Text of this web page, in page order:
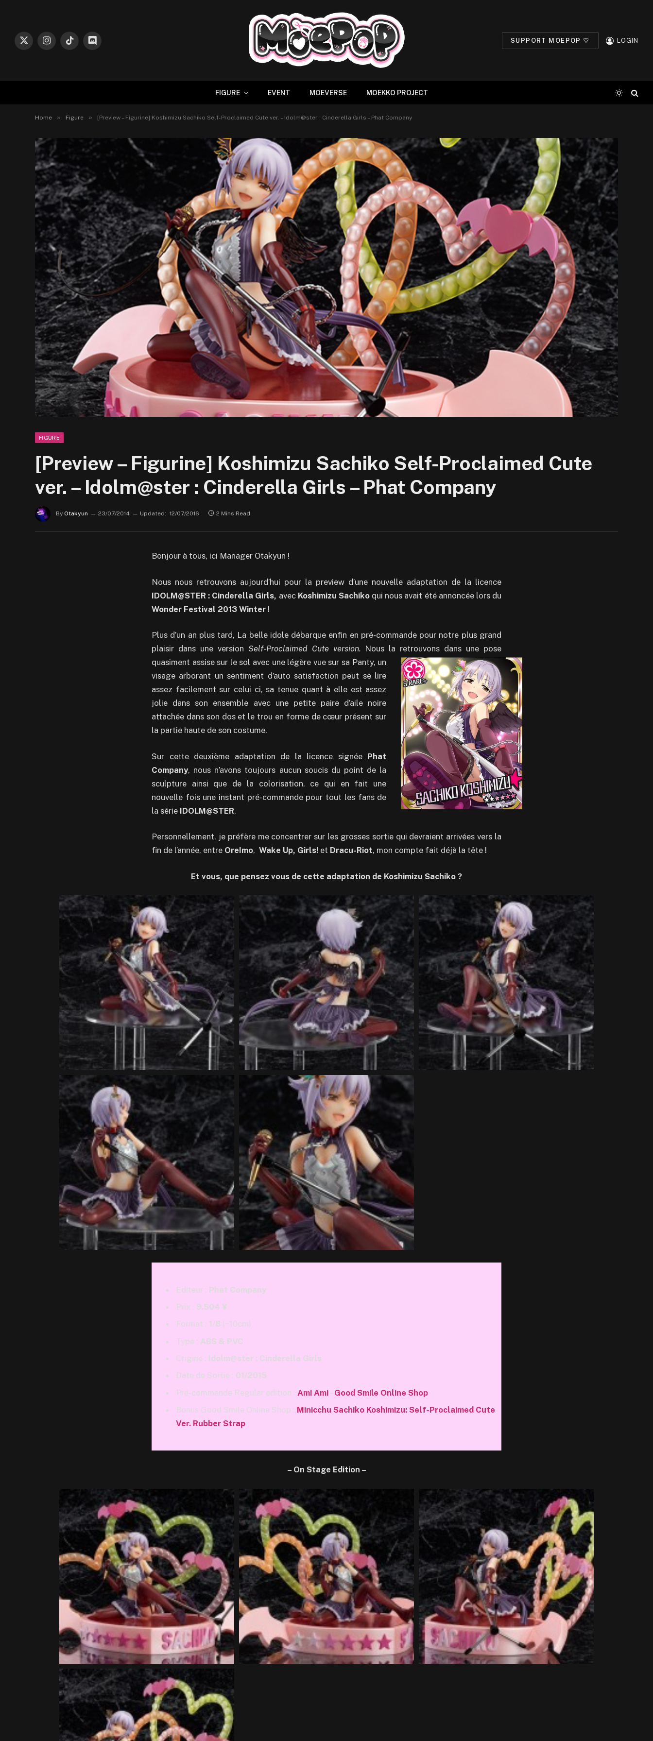
X
InstagramTikTokDiscord
SUPPORT MOEPOP ♡ LOGIN
FIGURE EVENT MOEVERSE MOEKKO PROJECT
Home » Figure » [Preview – Figurine] Koshimizu Sachiko Self-Proclaimed Cute ver. – Idolm@ster : Cinderella Girls – Phat Company
FIGURE
[Preview – Figurine] Koshimizu Sachiko Self-Proclaimed Cute
ver. – Idolm@ster : Cinderella Girls – Phat Company
By Otakyun 23/07/2014 Updated: 12/07/2016 2 Mins Read
Bonjour à tous, ici Manager Otakyun !
Nous nous retrouvons aujourd’hui pour la preview d’une nouvelle adaptation de la licence
IDOLM@STER : Cinderella Girls, avec Koshimizu Sachikoqui nous avait été annoncée lors du
Wonder Festival 2013 Winter !
Plus d’un an plus tard, La belle idole débarque enfin en pré-commande pour notre plus grand
plaisir dans une version Self-Proclaimed Cute version. Nous la retrouvons dans une pose
quasiment assise sur le sol avec une légère vue sur sa Panty, un
visage arborant un sentiment d’auto satisfaction peut se lire
assez facilement sur celui ci, sa tenue quant à elle est assez
jolie dans son ensemble avec une petite paire d’aile noire
attachée dans son dos et le trou en forme de cœur présent sur
la partie haute de son costume.
Sur cette deuxième adaptation de la licence signée Phat
Company, nous n’avons toujours aucun soucis du point de la
sculpture ainsi que de la colorisation, ce qui en fait une
nouvelle fois une instant pré-commande pour tout les fans de
la série IDOLM@STER.
Personnellement, je préfère me concentrer sur les grosses sortie qui devraient arrivées vers la
fin de l’année, entre OreImo, Wake Up, Girls! et Dracu-Riot, mon compte fait déjà la tête !
Et vous, que pensez vous de cette adaptation de Koshimizu Sachiko ?
Editeur : Phat Company
Prix : 9.504 ¥
Format : 1/8 (~10cm)
Type : ABS & PVC
Origine : Idolm@ster : Cinderella Girls
Date de Sortie : 01/2015
Pré-commande Regular edition : Ami Ami–Good Smile Online Shop
Bonus Good Smile Online Shop : Minicchu Sachiko Koshimizu: Self-Proclaimed Cute
Ver. Rubber Strap
– On Stage Edition –